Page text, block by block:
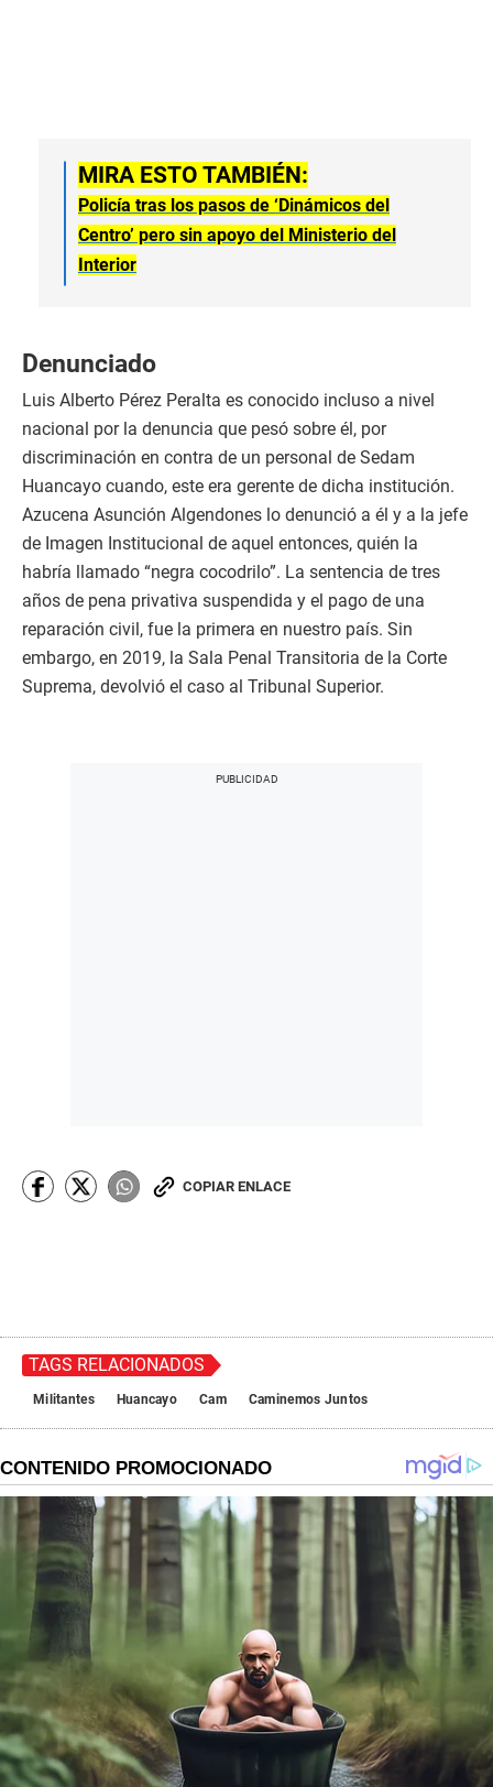
MIRA ESTO TAMBIÉN:
Policía tras los pasos de ‘Dinámicos del
Centro’ pero sin apoyo del Ministerio del
Interior
Denunciado
Luis Alberto Pérez Peralta es conocido incluso a nivel
nacional por la denuncia que pesó sobre él, por
discriminación en contra de un personal de Sedam
Huancayo cuando, este era gerente de dicha institución.
Azucena Asunción Algendones lo denunció a él y a la jefe
de Imagen Institucional de aquel entonces, quién la
habría llamado “negra cocodrilo”. La sentencia de tres
años de pena privativa suspendida y el pago de una
reparación civil, fue la primera en nuestro país. Sin
embargo, en 2019, la Sala Penal Transitoria de la Corte
Suprema, devolvió el caso al Tribunal Superior.
COPIAR ENLACE
TAGS RELACIONADOS
Militantes Huancayo Cam Caminemos Juntos